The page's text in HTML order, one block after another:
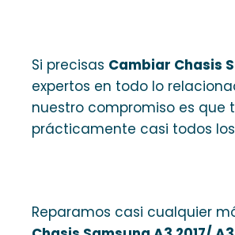
Si precisas Cambiar Chasis
expertos en todo lo
nuestro compromiso es que
prácticamente casi todos
Reparamos casi cualquier